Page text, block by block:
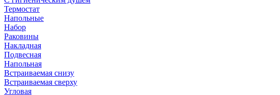
Термостат
Напольные
Набор
Раковины
Накладная
Подвесная
Напольная
Встраиваемая снизу
Встраиваемая сверху
Угловая